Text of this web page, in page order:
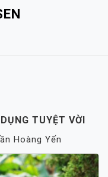
TUYỆT VỜI
Hoàng Yến